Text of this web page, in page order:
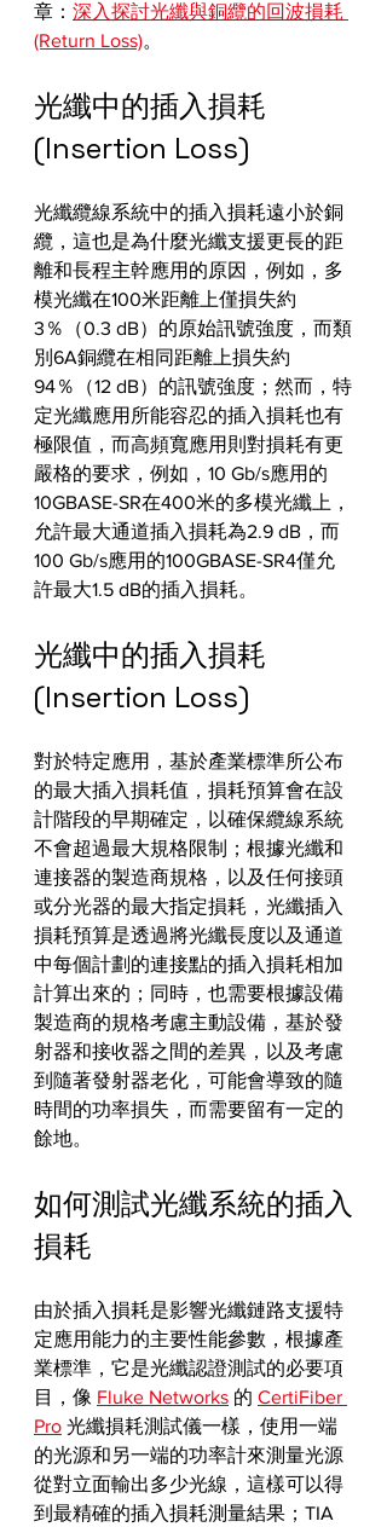
章： 深入探討光纖與銅纜的回波損耗
(Return Loss)。
光纖中的插入損耗
(Insertion Loss)
光纖纜線系統中的插入損耗遠小於銅
纜，這也是為什麼光纖支援更長的距
離和長程主幹應用的原因，例如，多
模光纖在100米距離上僅損失約
3％（0.3 dB）的原始訊號強度，而類
別6A銅纜在相同距離上損失約
94％（12 dB）的訊號強度；然而，特
定光纖應用所能容忍的插入損耗也有
極限值，而高頻寬應用則對損耗有更
嚴格的要求，例如，10 Gb/s應用的
10GBASE-SR在400米的多模光纖上，
允許最大通道插入損耗為2.9 dB，而
100 Gb/s應用的100GBASE-SR4僅允
許最大1.5 dB的插入損耗。
光纖中的插入損耗
(Insertion Loss)
對於特定應用，基於產業標準所公布
的最大插入損耗值，損耗預算會在設
計階段的早期確定，以確保纜線系統
不會超過最大規格限制；根據光纖和
連接器的製造商規格，以及任何接頭
或分光器的最大指定損耗，光纖插入
損耗預算是透過將光纖長度以及通道
中每個計劃的連接點的插入損耗相加
計算出來的；同時，也需要根據設備
製造商的規格考慮主動設備，基於發
射器和接收器之間的差異，以及考慮
到隨著發射器老化，可能會導致的隨
時間的功率損失，而需要留有一定的
餘地。
如何測試光纖系統的插入
損耗
由於插入損耗是影響光纖鏈路支援特
定應用能力的主要性能參數，根據產
業標準，它是光纖認證測試的必要項
目，像 Fluke Networks 的 CertiFiber
Pro 光纖損耗測試儀一樣，使用一端
的光源和另一端的功率計來測量光源
從對立面輸出多少光線，這樣可以得
到最精確的插入損耗測量結果；TIA